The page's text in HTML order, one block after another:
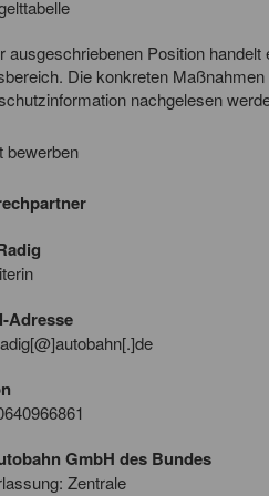
ausgeschriebenen Position
Die konkreten
nachgelesen
bewerben
Adresse
GmbH des Bundes
Zentrale